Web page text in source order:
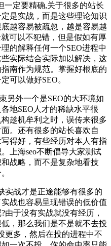
一定要精确,关于很多的站长
是实战，而是这些理论知识
越容易被疏忽，越是容易越
可以不犯错，但是假如有厚
的解释任何一个SEO进程中
实际结合实际加以解决，这
南作为规范。掌握好根底的
可以做好SEO。
另外一个是SEO的大环境如
地SEO人才的稀缺水平很
趁机牟利之时，误传来很多
。还有很多的站长喜欢自
得好，有些经历对本人有指
上海seo不断倡导大家测试
战略，而不是复杂地看技
实战才是正途能够有很多的
战也容易呈现错误的低价值
由于没有实战就没有经历，
，那么我们是不是就不去投
更多，然后在投的进程中不